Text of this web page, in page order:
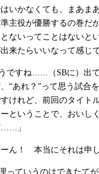
いかなくても、まあま
主役が優勝するの巻だ
ないってことはないと
来たらいいなって感じ
ですね……（SBに）出
“あれ？”って思う試合
けれど、前回のタイト
ということで、おいし
……」
ん！ 本当にそれは申
っていうのはできたて